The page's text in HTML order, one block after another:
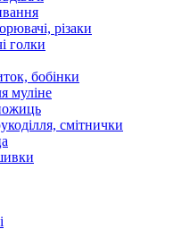
різаки
голки
бобінки
муліне
смітнички